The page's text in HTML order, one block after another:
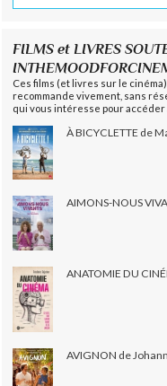
FILMS et LIVRES
Ces films (et livres sur le
recommande vivement, sans
qui vous intéresse pour
À BICYCLETTE de
AIMONS-NOUS
ANATOMIE DU
AVIGNON de